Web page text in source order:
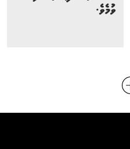
ވުމެވެ.